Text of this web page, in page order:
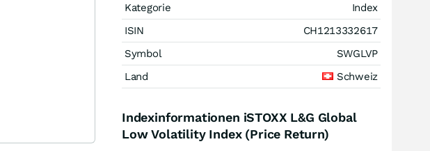
Kategorie
Index
ISIN
CH1213332617
Symbol
SWGLVP
Land
Schweiz
Indexinformationen iSTOXX L&G Global
Low Volatility Index (Price Return)